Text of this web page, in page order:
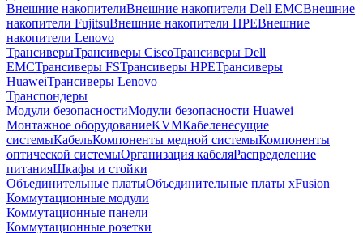
Внешние накопителиВнешние накопители Dell EMCВнешние
накопители FujitsuВнешние накопители HPEВнешние
накопители Lenovo
ТрансиверыТрансиверы CiscoТрансиверы Dell
EMCТрансиверы FSТрансиверы HPEТрансиверы
HuaweiТрансиверы Lenovo
Транспондеры
Модули безопасностиМодули безопасности Huawei
Монтажное оборудованиеKVMКабеленесущие
системыКабельКомпоненты медной системыКомпоненты
оптической системыОрганизация кабеляРаспределение
питанияШкафы и стойки
Объединительные платыОбъединительные платы xFusion
Коммутационные модули
Коммутационные панели
Коммутационные розетки